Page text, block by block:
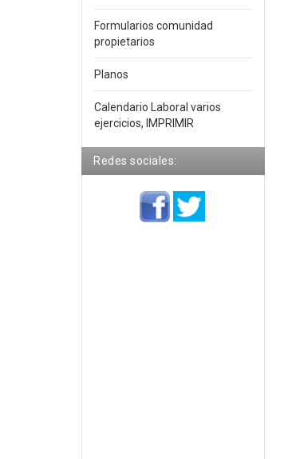
Formularios comunidad
propietarios
Planos
Calendario Laboral varios
ejercicios, IMPRIMIR
Redes sociales: